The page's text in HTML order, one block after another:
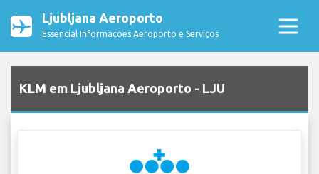
Ljubljana Aeroporto
Essencial Informações Aeroporto e Serviços
KLM em Ljubljana Aeroporto - LJU